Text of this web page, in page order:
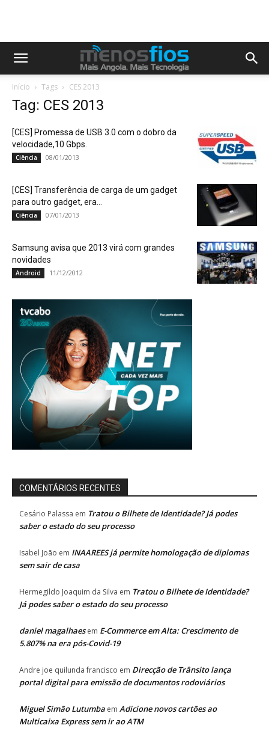
Início Tags CES 2013
Tag: CES 2013
[CES] Promessa de USB 3.0 com o dobro da
velocidade,10 Gbps.
Ciência 08/01/2013
[CES] Transferência de carga de um gadget
para outro gadget, era...
Ciência 07/01/2013
Samsung avisa que 2013 virá com grandes
novidades
Android 11/12/2012
COMENTÁRIOS RECENTES
Cesário Palassa em Tratou o Bilhete de Identidade? Já podes
saber o estado do seu processo
Isabel João em INAAREES já permite homologação de diplomas
sem sair de casa
Hermegildo Joaquim da Silva em Tratou o Bilhete de Identidade?
Já podes saber o estado do seu processo
daniel magalhaesem E-Commerce em Alta: Crescimento de
5.807% na era pós-Covid-19
Andre joe quilunda francisco em Direcção de Trânsito lança
portal digital para emissão de documentos rodoviários
Miguel Simão Lutumba em Adicione novos cartões ao
Multicaixa Express sem ir ao ATM